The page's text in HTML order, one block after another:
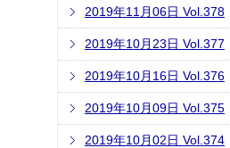
2019年11月06日 Vol.378
2019年10月23日 Vol.377
2019年10月16日 Vol.376
2019年10月09日 Vol.375
2019年10月02日 Vol.374